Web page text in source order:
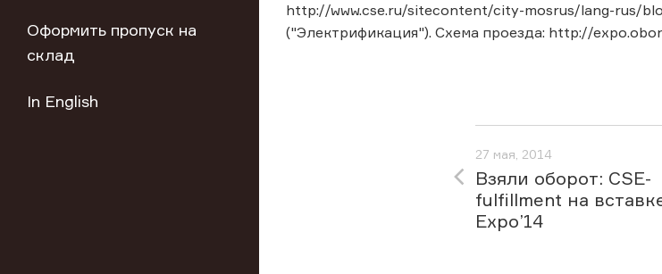
Оформить пропуск на
склад
In English
http://www.cse.ru/sitecontent/city-mosrus/lang-rus/
("Электрификация"). Схема проезда: http://
27 мая, 2014
Взяли оборот: CSE-
fulfillment на
Expo’14